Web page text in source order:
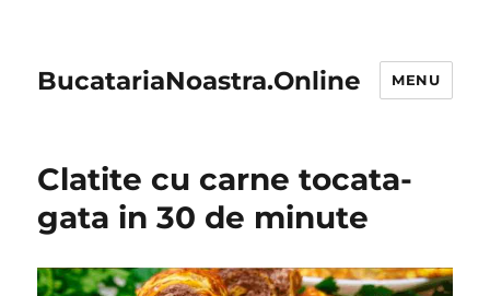
BucatariaNoastra.Online MENU
Clatite cu carne tocata-
gata in 30 de minute